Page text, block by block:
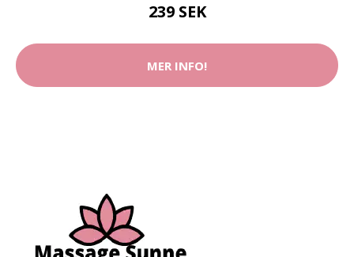
239 SEK
MER INFO!